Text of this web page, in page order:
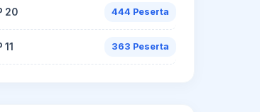
20 444 Peserta
11 363 Peserta